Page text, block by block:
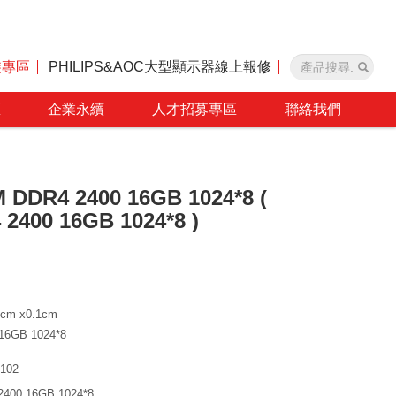
區 PHILIPS&AOC大型顯示器線上報修
企業永續 人才招募專區 聯絡我們
DDR4 2400 16GB 1024*8 (
16GB 1024*8 )
x0.1cm
1024*8